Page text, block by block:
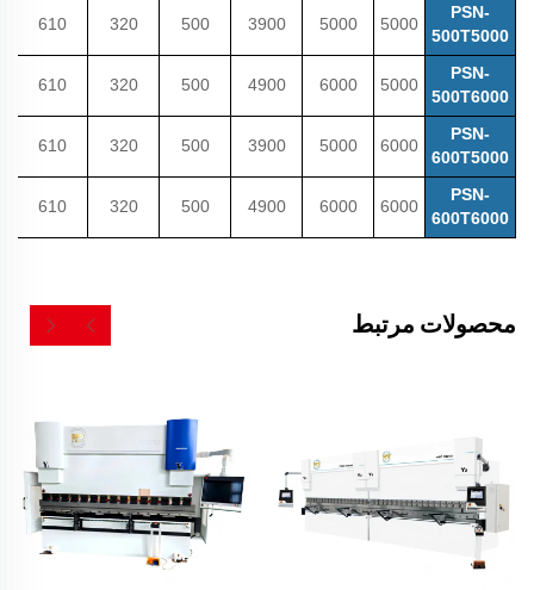
PSN-
500T5000
5000
5000
3900
500
320
610
PSN-
500T6000
5000
6000
4900
500
320
610
PSN-
600T5000
6000
5000
3900
500
320
610
PSN-
600T6000
6000
6000
4900
500
320
610
محصولات مرتبط